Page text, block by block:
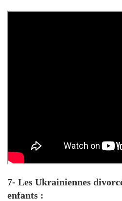
7- Les Ukrainiennes
enfants :